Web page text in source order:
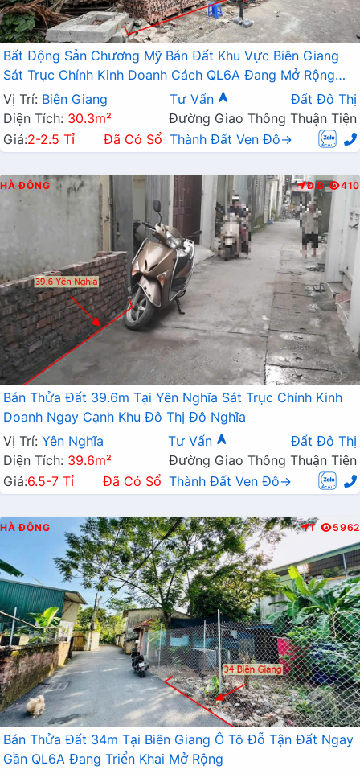
Bất Động Sản Chương Mỹ Bán Đất Khu Vực Biên Giang
Sát Trục Chính Kinh Doanh Cách QL6A Đang Mở Rộng
Chỉ Vài Trăm Mét
Vị Trí: Biên Giang Tư Vấn
Đất Đô Thị
Diện Tích: 30.3m²
Đường Giao Thông Thuận Tiện
Giá:2-2.5 Tỉ Đã Có Sổ Thành Đất Ven Đô→
HÀ ĐÔNG Đ.B 410
Bán Thửa Đất 39.6m Tại Yên Nghĩa Sát Trục Chính Kinh
Doanh Ngay Cạnh Khu Đô Thị Đô Nghĩa
Vị Trí: Yên Nghĩa Tư Vấn
Đất Đô Thị
Diện Tích: 39.6m²
Đường Giao Thông Thuận Tiện
Giá:6.5-7 Tỉ Đã Có Sổ Thành Đất Ven Đô→
HÀ ĐÔNG T 5962
Bán Thửa Đất 34m Tại Biên Giang Ô Tô Đỗ Tận Đất Ngay
Gần QL6A Đang Triển Khai Mở Rộng